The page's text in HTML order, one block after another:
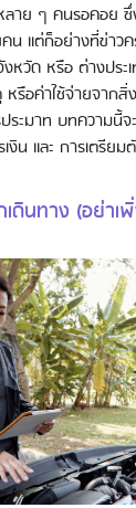
าย ๆ คนรอคอย
แต่ก็อย่างที่ข่าว
หวัด หรือ ต่างประ
รือค่าใช้จ่ายจาก
ระมาท บทความนี้
งิน และ การเตรีย
นทาง (อย่าเ